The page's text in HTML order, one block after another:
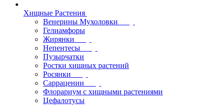
Хищные Растения
Венерины Мухоловки
Гелиамфоры
Жирянки
Непентесы
Пузырчатки
Ростки хищных растений
Росянки
Саррацении
Флорариум с хищными растениями
Цефалотусы